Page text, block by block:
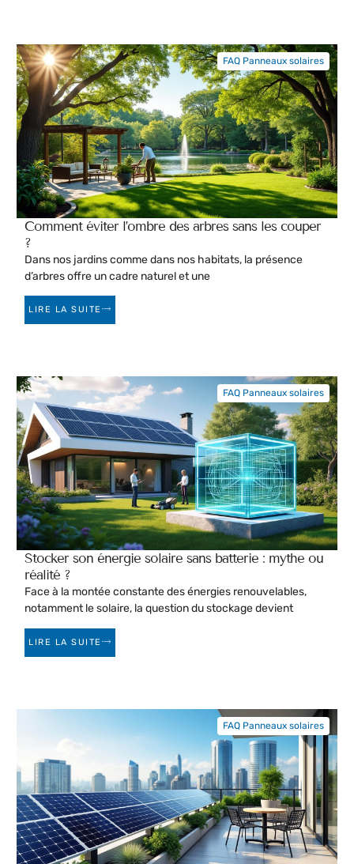
Comment éviter l’ombre des arbres sans les couper
?
Dans nos jardins comme dans nos habitats, la présence
d’arbres offre un cadre naturel et une
LIRE LA SUITE
FAQ Panneaux solaires
Stocker son énergie solaire sans batterie : mythe ou
réalité ?
Face à la montée constante des énergies renouvelables,
notamment le solaire, la question du stockage devient
LIRE LA SUITE
FAQ Panneaux solaires
FAQ Panneaux solaires